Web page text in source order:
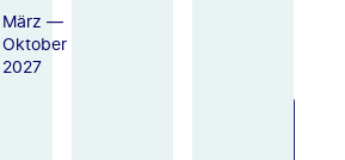
März —
Oktober
2027